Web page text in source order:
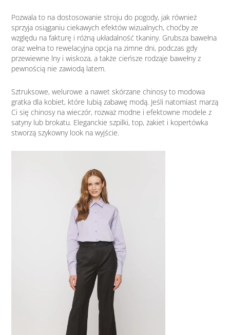
Pozwala to na dostosowanie stroju do pogody, jak również
sprzyja osiąganiu ciekawych efektów wizualnych, choćby ze
względu na fakturę i różną układalność tkaniny. Grubsza bawełna
oraz wełna to rewelacyjna opcja na zimne dni, podczas gdy
przewiewne lny i wiskoza, a także cieńsze rodzaje bawełny z
pewnością nie zawiodą latem.
Sztruksowe, welurowe a nawet skórzane chinosy to modowa
gratka dla kobiet, które lubią zabawę modą. Jeśli natomiast marzą
Ci się chinosy na wieczór, rozważ modne i efektowne modele z
satyny lub brokatu. Eleganckie szpilki, top, żakiet i kopertówka
stworzą szykowny look na wyjście.